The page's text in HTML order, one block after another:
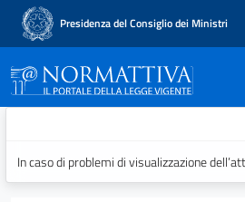
Presidenza del Consiglio dei Ministri
Normattiva - Il
In caso di problemi di visualizzazione